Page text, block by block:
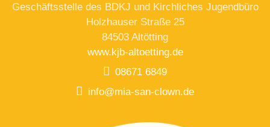
Geschäftsstelle des BDKJ und Kirchliches Jugendbüro
Holzhauser Straße 25
84503 Altötting
www.kjb-altoetting.de
08671 6849
info@mia-san-clown.de